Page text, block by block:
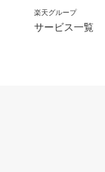
楽天グループ
サービス一覧